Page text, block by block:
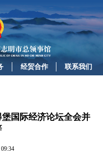
经贸合作 联系我们
国际经济论坛全会并